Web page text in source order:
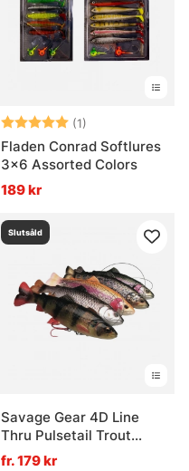
Betyg: (1)
Fladen Conrad Softlures
3x6 Assorted Colors
189 kr
Slutsåld
Savage Gear 4D Line
Thru Pulsetail Trout
20cm 102g
fr. 179 kr